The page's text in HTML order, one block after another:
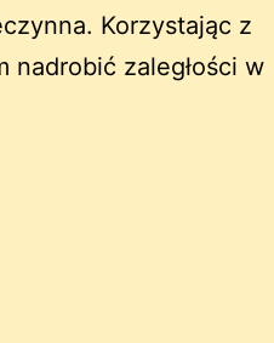
Korzystając z
nadrobić zaległości w